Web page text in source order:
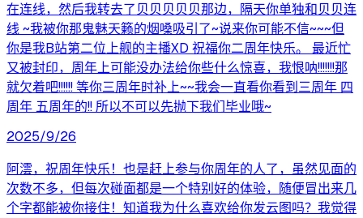
在连线，然后我转去了贝贝贝贝贝那边，隔天你单独和贝贝连
线 ~我被你那鬼魅天籁的烟嗓吸引了~说来你可能不信~~~但
你是我B站第二位上舰的主播XD 祝福你二周年快乐。 最近忙
又被封印，周年上可能没办法给你些什么惊喜，我恨呐!!!!!!!那
就欠着吧!!!!!! 等你三周年时补上~~我会一直看你看到三周年 四
周年 五周年的!! 所以不可以先抛下我们毕业哦~
2025/9/26
阿澐，祝周年快乐！也是赶上参与你周年的人了，虽然见面的
次数不多，但每次碰面都是一个特别好的体验，随便冒出来几
个字都能被你接住！知道我为什么喜欢给你发云图吗？我觉得